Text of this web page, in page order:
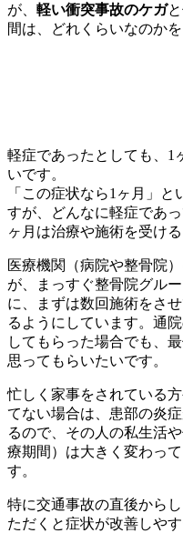
が、 軽い衝突事故のケガ
間は、どれくらいなのか
軽症であったとしても、1
いです。
「この症状なら1ヶ月」
すが、どんなに軽症であ
ヶ月は治療や施術を受け
医療機関（病院や整骨院
が、まっすぐ整骨院グル
に、まずは数回施術をさ
るようにしています。通
してもらった場合でも、
思ってもらいたいです。
忙しく家事をされている
てない場合は、患部の炎
るので、その人の私生活
療期間）は大きく変わっ
す。
特に交通事故の直後から
ただくと症状が改善しや